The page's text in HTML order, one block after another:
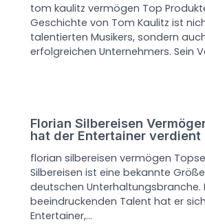
tom kaulitz vermögen Top
Geschichte von Tom Kaulitz ist
talentierten Musikers, sondern
erfolgreichen Unternehmers. Sein
Florian Silbereisen
hat der Entertainer verdient
florian silbereisen vermögen
Silbereisen ist eine bekannte
deutschen Unterhaltungsbranche.
beeindruckenden Talent hat er
Entertainer,…